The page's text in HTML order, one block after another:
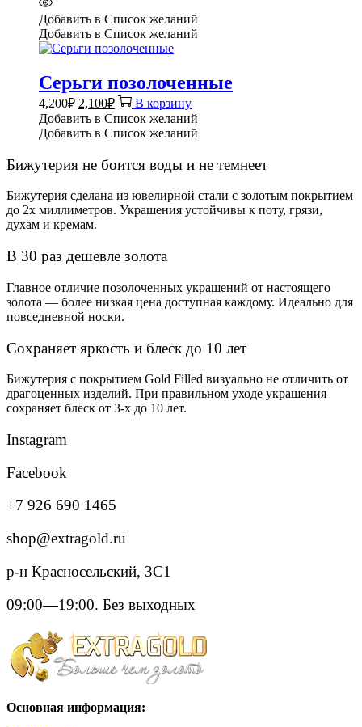
Добавить в Список желаний
Добавить в Список желаний
Серьги позолоченные
4,200₽ Первоначальная
цена
составляла
2,100₽Текущая
цена:
2,100₽.
В корзину
Добавить в Список желаний
Добавить в Список желаний
Бижутерия не боится воды и не темнеет
Бижутерия сделана из ювелирной стали с золотым покрытием
до 2х миллиметров. Украшения устойчивы к поту, грязи,
духам и кремам.
В 30 раз дешевле золота
Главное отличие позолоченных украшений от настоящего
золота — более низкая цена доступная каждому. Идеально для
повседневной носки.
Сохраняет яркость и блеск до 10 лет
Бижутерия с покрытием Gold Filled визуально не отличить от
драгоценных изделий. При правильном уходе украшения
сохраняет блеск от 3-х до 10 лет.
Instagram
Facebook
+7 926 690 1465
shop@extragold.ru
р-н Красносельский, 3С1
09:00—19:00. Без выходных
Основная информация: